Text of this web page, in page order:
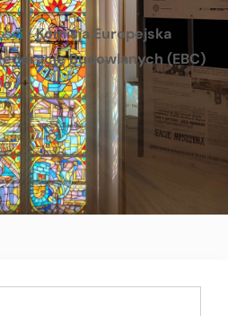
/Komisja Europejska
Budowlanych (EBC)